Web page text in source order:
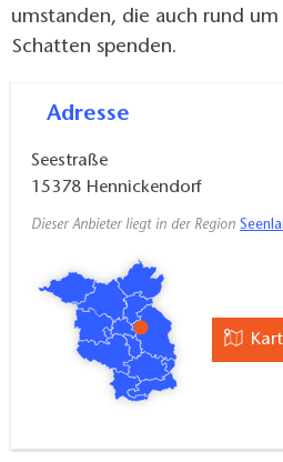
umstanden, die auch rund
Schatten spenden.
Adresse
Seestraße
15378 Hennickendorf
Dieser Anbieter liegt in der Region